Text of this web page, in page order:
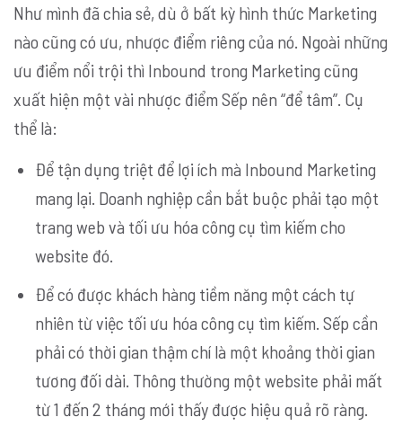
Như mình đã chia sẻ, dù ở bất kỳ hình thức Marketing
nào cũng có ưu, nhược điểm riêng của nó. Ngoài những
ưu điểm nổi trội thì Inbound trong Marketing cũng
xuất hiện một vài nhược điểm Sếp nên “để tâm”. Cụ
thể là:
Để tận dụng triệt để lợi ích mà Inbound Marketing
mang lại. Doanh nghiệp cần bắt buộc phải tạo một
trang web và tối ưu hóa công cụ tìm kiếm cho
website đó.
Để có được khách hàng tiềm năng một cách tự
nhiên từ việc tối ưu hóa công cụ tìm kiếm. Sếp cần
phải có thời gian thậm chí là một khoảng thời gian
tương đối dài. Thông thường một website phải mất
từ 1 đến 2 tháng mới thấy được hiệu quả rõ ràng.